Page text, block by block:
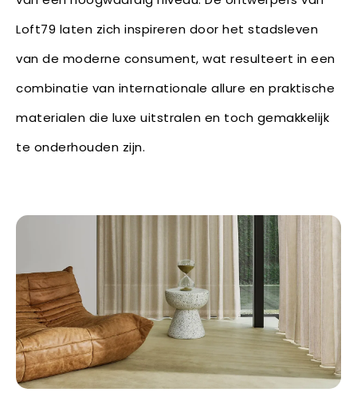
Loft79 laten zich inspireren door het stadsleven
van de moderne consument, wat resulteert in een
combinatie van internationale allure en praktische
materialen die luxe uitstralen en toch gemakkelijk
te onderhouden zijn.